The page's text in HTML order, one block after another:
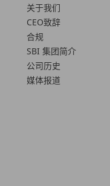
关于我们
CEO致辞
合规
SBI 集团简介
公司历史
媒体报道